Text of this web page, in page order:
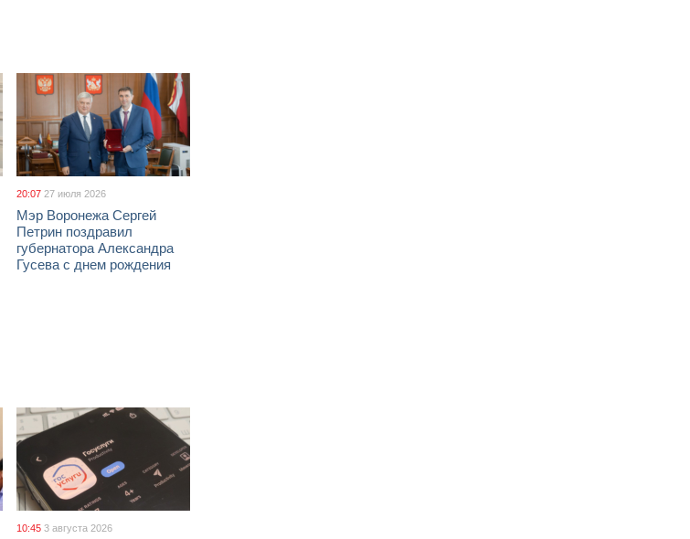
20:07 27 июля 2026
Мэр Воронежа Сергей
Петрин поздравил
губернатора Александра
Гусева с днем рождения
10:45 3 августа 2026